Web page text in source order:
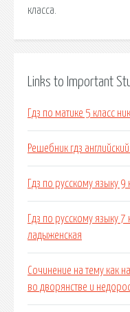
класса.
Links to Important
Гдз по матике 5 класс
Решебник гдз
Гдз по русскому языку
Гдз по русскому языку
ладыженская
Сочинение на тему как
во дворянстве и